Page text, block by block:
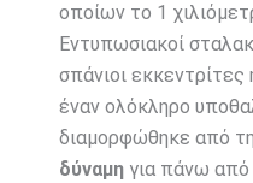
οποίων το 1
Εντυπωσιακοί
σπάνιοι εκκεντρίτες
έναν ολόκληρο
διαμορφώθηκε από
δύναμηγια πάνω από